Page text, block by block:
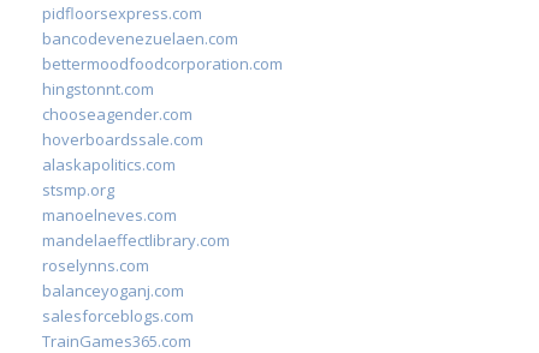
pidfloorsexpress.com
bancodevenezuelaen.com
bettermoodfoodcorporation.com
hingstonnt.com
chooseagender.com
hoverboardssale.com
alaskapolitics.com
stsmp.org
manoelneves.com
mandelaeffectlibrary.com
roselynns.com
balanceyoganj.com
salesforceblogs.com
TrainGames365.com